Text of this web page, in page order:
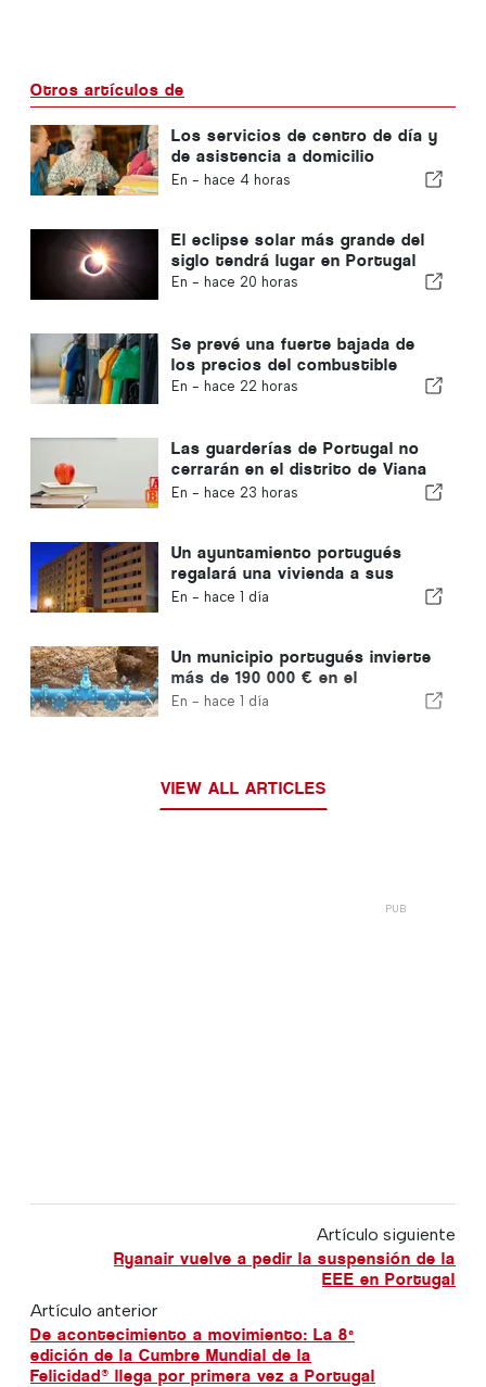
Otros artículos de
Los servicios de centro de día y
de asistencia a domicilio
volverán al municipio de Portugal
En - hace 4 horas
El eclipse solar más grande del
siglo tendrá lugar en Portugal
En - hace 20 horas
Se prevé una fuerte bajada de
los precios del combustible
En - hace 22 horas
Las guarderías de Portugal no
cerrarán en el distrito de Viana
do Castelo
En - hace 23 horas
Un ayuntamiento portugués
regalará una vivienda a sus
ciudadanos
En - hace 1 día
Un municipio portugués invierte
más de 190 000 € en el
suministro de agua
En - hace 1 día
VIEW ALL ARTICLES
Artículo siguiente
Ryanair vuelve a pedir la suspensión de la
EEE en Portugal
Artículo anterior
De acontecimiento a movimiento: La 8ª
edición de la Cumbre Mundial de la
Felicidad® llega por primera vez a Portugal